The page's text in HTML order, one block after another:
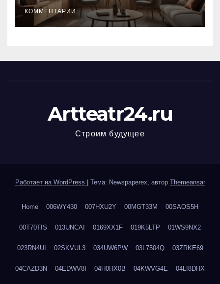
КОММЕНТАРИИ
Artteatr24.ru
Строим будущее
Работает на WordPress Тема: Newspaperex, автор Themeansar
Home 006WY430 007HXU2Y 00MGT33M 00SAOS5H
00T70TIS 013UNCAI 0169XX1F 019K5LTP 01WS9NX2
023RN4UI 02SKVUL3 034UW6PW 03L7504Q 03ZRKE69
04CAZD3N 04EDWV8I 04H0HX0B 04KWVG4E 04LI8DHX